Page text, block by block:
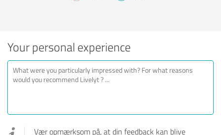
Your personal experience
Vær opmærksom på, at din feedback kan blive